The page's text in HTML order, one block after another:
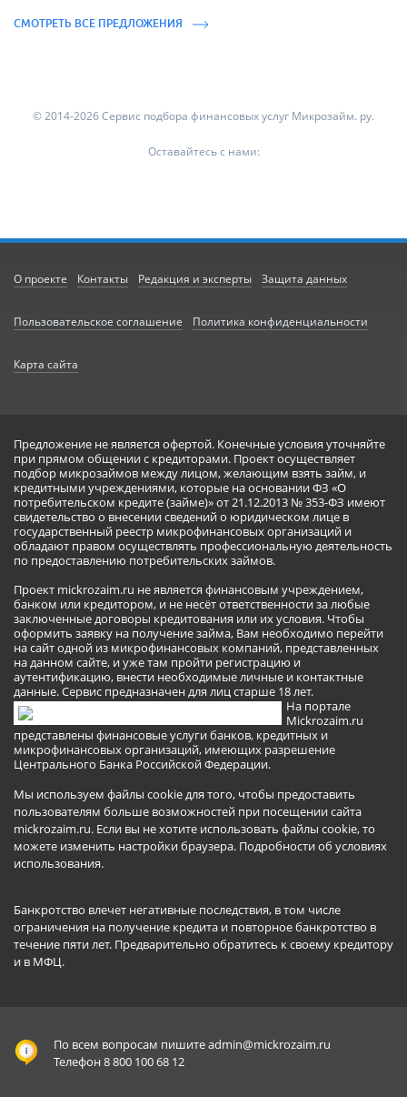
СМОТРЕТЬ ВСЕ ПРЕДЛОЖЕНИЯ
© 2014-2026 Сервис подбора финансовых услуг Микрозайм. ру.
Оставайтесь с нами:
О проекте Контакты Редакция и эксперты Защита данных
Пользовательское соглашение Политика конфиденциальности
Карта сайта
Предложение не является офертой. Конечные условия уточняйте
при прямом общении с кредиторами. Проект осуществляет
подбор микрозаймов между лицом, желающим взять займ, и
кредитными учреждениями, которые на основании ФЗ «О
потребительском кредите (займе)» от 21.12.2013 № 353-ФЗ имеют
свидетельство о внесении сведений о юридическом лице в
государственный реестр микрофинансовых организаций и
обладают правом осуществлять профессиональную деятельность
по предоставлению потребительских займов.
Проект mickrozaim.ru не является финансовым учреждением,
банком или кредитором, и не несёт ответственности за любые
заключенные договоры кредитования или их условия. Чтобы
оформить заявку на получение займа, Вам необходимо перейти
на сайт одной из микрофинансовых компаний, представленных
на данном сайте, и уже там пройти регистрацию и
аутентификацию, внести необходимые личные и контактные
данные. Сервис предназначен для лиц старше 18 лет.
На портале
Mickrozaim.ru
представлены финансовые услуги банков, кредитных и
микрофинансовых организаций, имеющих разрешение
Центрального Банка Российской Федерации.
Мы используем файлы cookie для того, чтобы предоставить
пользователям больше возможностей при посещении сайта
mickrozaim.ru. Если вы не хотите использовать файлы cookie, то
можете изменить настройки браузера. Подробности об условиях
использования.
Банкротство влечет негативные последствия, в том числе
ограничения на получение кредита и повторное банкротство в
течение пяти лет. Предварительно обратитесь к своему кредитору
и в МФЦ.
По всем вопросам пишитеadmin@mickrozaim.ru
Телефон 8 800 100 68 12